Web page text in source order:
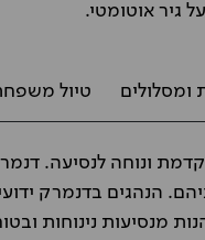
גיר אוטומטי.
ומסלולים טיול
ונוחה לנסיעה.
הנהגים בדנמרק
מנסיעות נינוחות